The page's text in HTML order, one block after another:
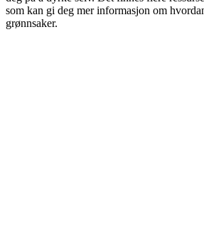
som kan gi deg mer informasjon om
grønnsaker.